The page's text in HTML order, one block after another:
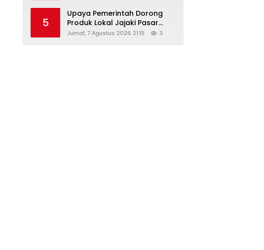
5
Upaya Pemerintah Dorong
Produk Lokal Jajaki Pasar
Global, Ini Harapan Menteri
Jumat, 7 Agustus 2026 21:15 3